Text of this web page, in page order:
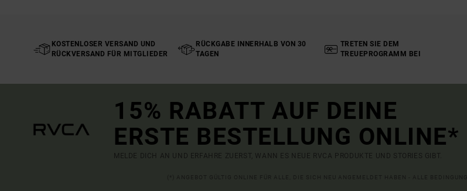
KOSTENLOSER VERSAND UND
RÜCKVERSAND FÜR MITGLIEDER
RÜCKGABE INNERHALB VON 30
TAGEN
TRETEN SIE DEM
TREUEPROGRAMM BEI
15% RABATT AUF DEINE
ERSTE BESTELLUNG ONLINE*
MELDE DICH AN UND ERFAHRE ZUERST, WANN ES NEUE RVCA PRODUKTE UND STORIES GIBT.